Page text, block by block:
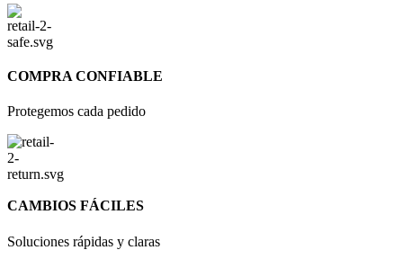
COMPRA CONFIABLE
Protegemos cada pedido
CAMBIOS FÁCILES
Soluciones rápidas y claras